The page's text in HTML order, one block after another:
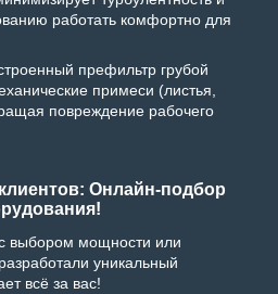
работать комфортно для
префильтр грубой
примеси (листья,
повреждение рабочего
Онлайн-подбор
мощности или
уникальный
всё за вас!